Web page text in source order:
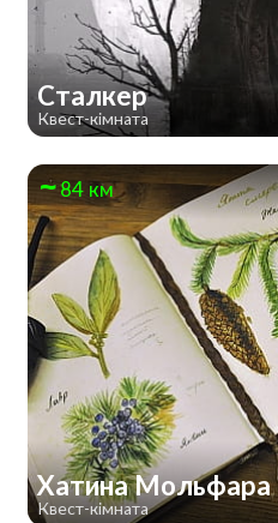
Сталкер
Квест-кімната
84 км
Хатина Мольфара
Квест-кімната